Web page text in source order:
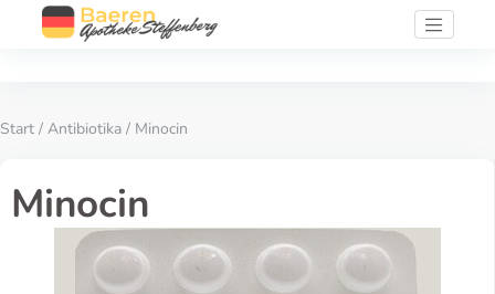
Start / Antibiotika / Minocin
Minocin